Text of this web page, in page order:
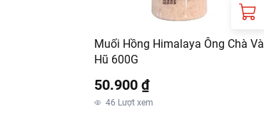
Muối Hồng Himalaya Ông Chà Và
Hũ 600G
50.900 ₫
46 Lượt xem